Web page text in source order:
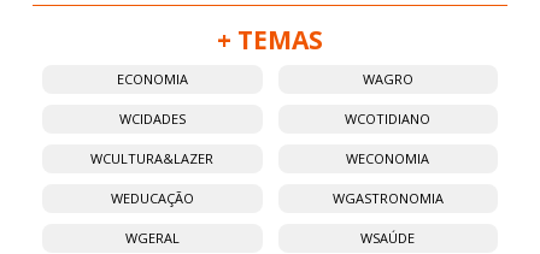
+ TEMAS
ECONOMIA WAGRO
WCIDADES WCOTIDIANO
WCULTURA&LAZER WECONOMIA
WEDUCAÇÃO WGASTRONOMIA
WGERAL WSAÚDE